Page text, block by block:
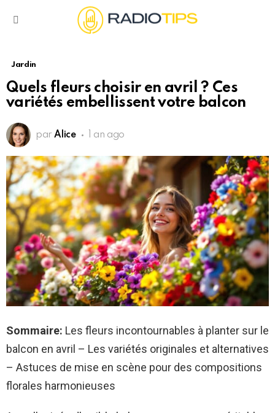
Jardin
Quels fleurs choisir en avril ? Ces
variétés embellissent votre balcon
par Alice 1 an ago
Sommaire: Les fleurs incontournables à planter sur le
balcon en avril – Les variétés originales et alternatives
– Astuces de mise en scène pour des compositions
florales harmonieuses